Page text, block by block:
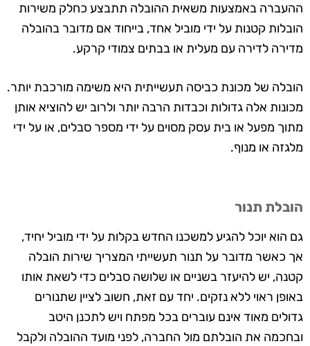
ההעברה באמצעות משאית ההובלה תתבצע כחלק משירות
הובלות קטנות על ידי מוביל אחד, בייחוד אם מדובר בהובלה
מדירה לדירה עם מעלית או בבתים צמודי קרקע.
הובלה של מכונת כביסה תעשייתית היא משימה מורכבת יותר.
מכונות אלה גדולות וכבדות הרבה יותר ולרוב יש להוציא אותן
מתוך מפעל או בית עסק מסוים על ידי מספר סבלים, או על ידי
מלגזה או מנוף.
הובלת תנור
גם הוא יוכל להגיע למשכנו החדש בקלות על ידי מוביל יחיד,
אך כאשר מדובר על תנור תעשייתי המצריך שירות הובלה
קטנה, יש להיעזר בשניים או שלושה סבלים כדי לשאת אותו
באופן ראוי ללא נזקים. יחד עם זאת, חשוב לציין שתנורים
גדולים מאוד אינם עוברים בכל מפתח ויש לתכנן היטב
ובחכמה את הובלתם מול החברה, לפני מועד ההובלה ולקבל